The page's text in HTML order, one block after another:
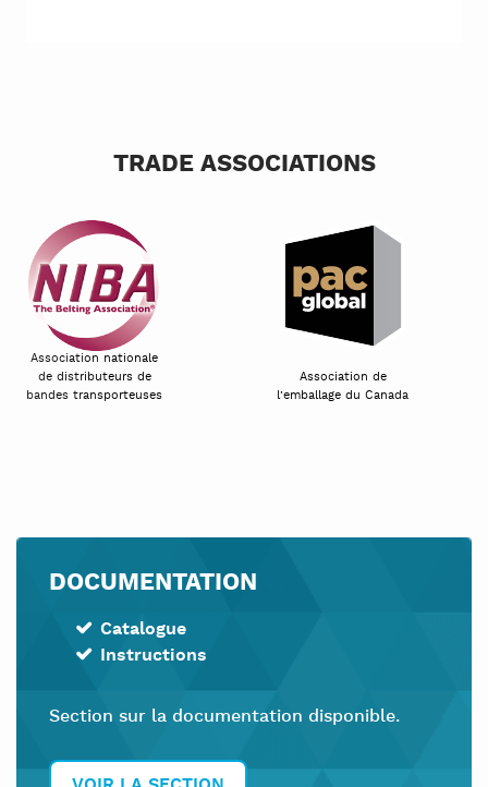
TRADE ASSOCIATIONS
Association de
l’emballage du Canada
Association nationale
de distributeurs de
bandes transporteuses
DOCUMENTATION
Catalogue
Instructions
Section sur la documentation disponible.